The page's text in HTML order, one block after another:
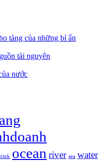
tàng của những bí ẩn
tài nguyên
nước
ocean river sea water